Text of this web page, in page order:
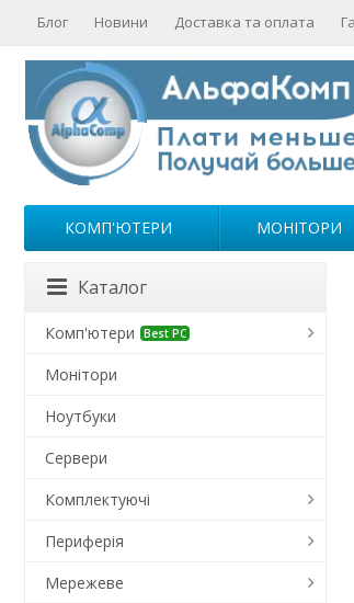
Блог Новини Доставка та оплата
КОМП'ЮТЕРИ МОНІТОРИ
Каталог
Комп'ютери Best PC
Монітори
Ноутбуки
Сервери
Комплектуючі
Периферія
Мережеве